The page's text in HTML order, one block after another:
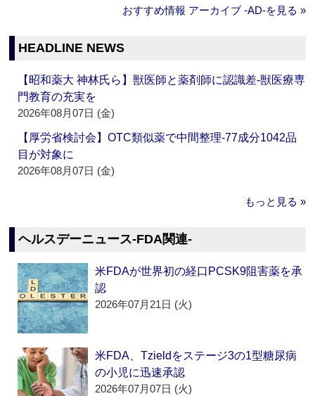
おすすめ情報 アーカイブ ‐AD‐を見る »
HEADLINE NEWS
【昭和薬大 神林氏ら】獣医師と薬剤師に認識差‐獣医療専
門教育の充実を
2026年08月07日 (金)
【厚労省検討会】OTC類似薬で中間整理‐77成分1042品
目が対象に
2026年08月07日 (金)
もっと見る »
ヘルスデーニュース‐FDA関連‐
米FDAが世界初の経口PCSK9阻害薬を承
認
2026年07月21日 (火)
米FDA、Tzieldをステージ3の1型糖尿病
の小児に迅速承認
2026年07月07日 (火)